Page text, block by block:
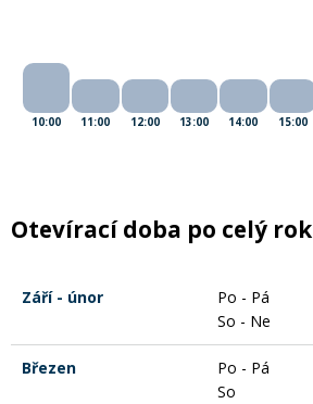
10:00 11:00 12:00 13:00 14:00 15:00
Otevírací doba po celý rok
Září - únor Po - Pá
So - Ne
Březen Po - Pá
So